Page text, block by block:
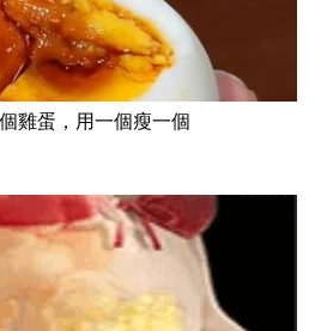
雞蛋，用一個瘦一個